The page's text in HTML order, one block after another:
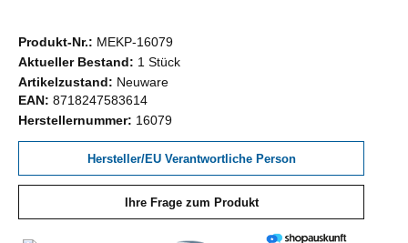
Produkt-Nr.: MEKP-16079
Aktueller Bestand: 1 Stück
Artikelzustand: Neuware
EAN: 8718247583614
Herstellernummer: 16079
Hersteller/EU Verantwortliche Person
Ihre Frage zum Produkt